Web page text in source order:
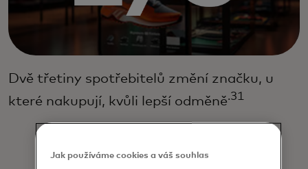
Dvě třetiny spotřebitelů změní značku, u
které nakupují, kvůli lepší odměně.31
Jak používáme cookies a váš souhlas